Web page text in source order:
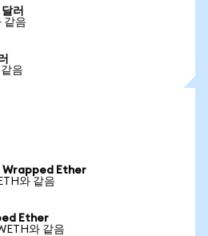
러
같음
음
Wrapped Ether
와 같음
Ether
와 같음